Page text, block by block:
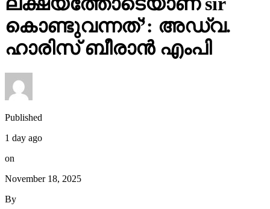
കൊണ്ടുവന്നത്’: അഡ്വ.
ഹാരിസ് ബീരാൻ എംപി
Published
1 day ago
on
November 18, 2025
By